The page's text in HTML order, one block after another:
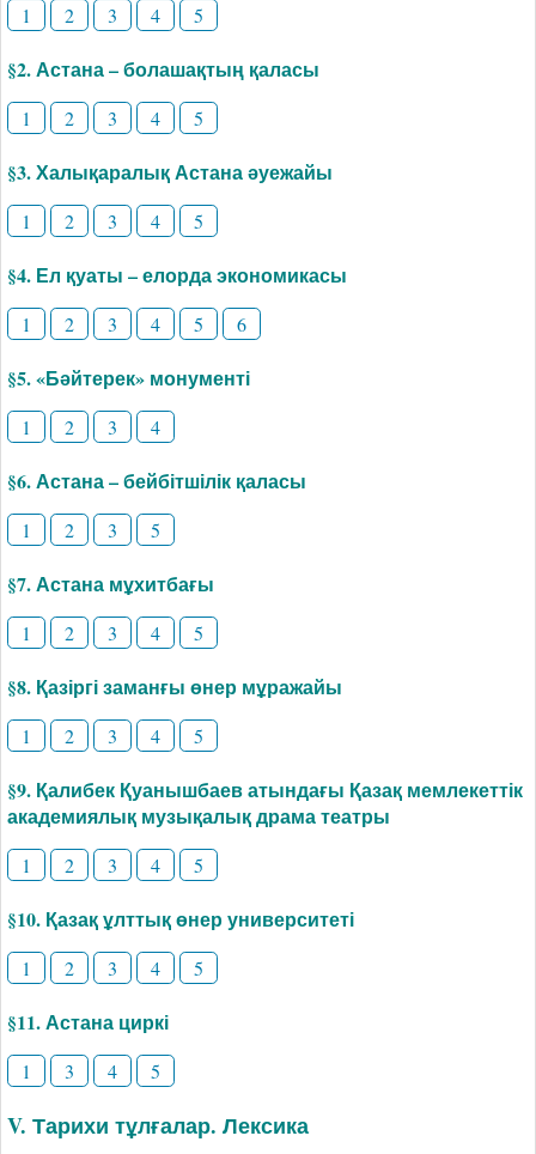
1 2 3 4 5
§2. Астана – болашақтың қаласы
1 2 3 4 5
§3. Халықаралық Астана әуежайы
1 2 3 4 5
§4. Ел қуаты – елорда экономикасы
1 2 3 4 5 6
§5. «Бәйтерек» монументі
1 2 3 4
§6. Астана – бейбітшілік қаласы
1 2 3 5
§7. Астана мұхитбағы
1 2 3 4 5
§8. Қазіргі заманғы өнер мұражайы
1 2 3 4 5
§9. Қалибек Қуанышбаев атындағы Қазақ мемлекеттік
академиялық музықалық драма театры
1 2 3 4 5
§10. Қазақ ұлттық өнер университеті
1 2 3 4 5
§11. Астана циркі
1 3 4 5
V. Тарихи тұлғалар. Лексика